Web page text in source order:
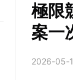
極限
案一
2026-05-